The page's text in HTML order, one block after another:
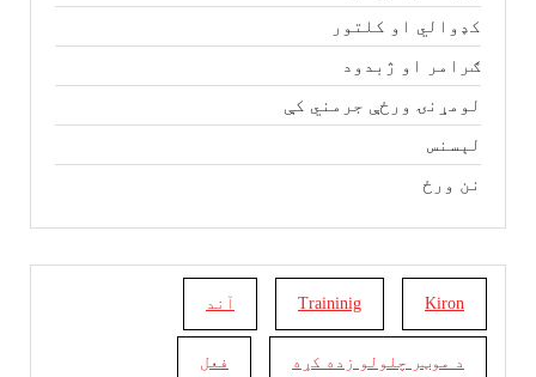
کډوالي او کلتور
ګرامر او ژبدود
لومړنۍ ورځې جرمني کې
لېسنس
نن ورځ
Kiron
Traininig آند
د موټر چلولو زده کړه فعل